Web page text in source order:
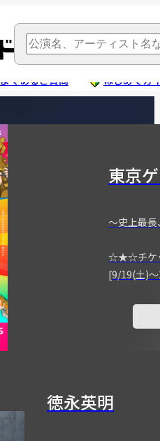
よくあるご質問 はじめてガ
東京
～史上最長
☆★☆チケ
[9/19(土)
徳永英明